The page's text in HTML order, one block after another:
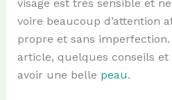
visage est très sensible et
voire beaucoup d’attention
propre et sans
article, quelques conseils
avoir une belle peau.